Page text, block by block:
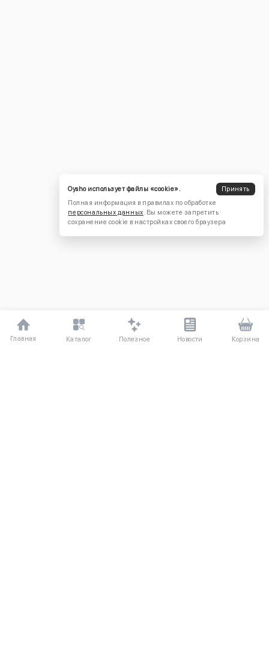
Главная Каталог Полезное Новости Корзина
Oysho использует файлы «cookie».
Принять
Полная информация в правилах по обработке
персональных данных. Вы можете запретить
сохранение cookie в настройках своего браузера